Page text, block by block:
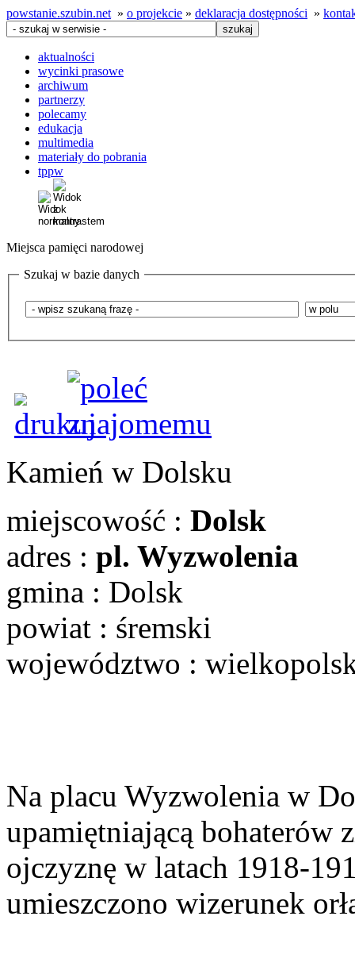
powstanie.szubin.net » o projekcie » deklaracja dostępności »
aktualności
wycinki prasowe
archiwum
partnerzy
polecamy
edukacja
multimedia
materiały do pobrania
tppw
Miejsca pamięci narodowej
Szukaj w bazie danych
Kamień w Dolsku
miejscowość : Dolsk
adres : pl. Wyzwolenia
gmina : Dolsk
powiat : śremski
województwo :
Na placu Wyzwolenia w
upamiętniającą bohaterów
ojczyznę w latach 1918-
umieszczono wizerunek